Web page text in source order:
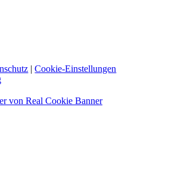
|Cookie-Einstellungen
von Real Cookie Banner